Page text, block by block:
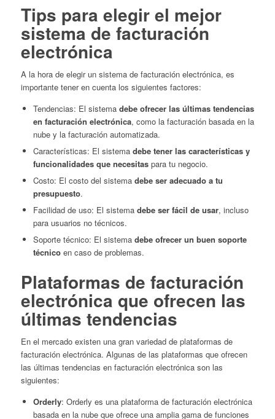
Tips para elegir el mejor
sistema de facturación
electrónica
A la hora de elegir un sistema de facturación electrónica, es
importante tener en cuenta los siguientes factores:
Tendencias: El sistema debe ofrecer las últimas tendencias
en facturación electrónica, como la facturación basada en la
nube y la facturación automatizada.
Características: El sistema debe tener las características y
funcionalidades que necesitaspara tu negocio.
Costo: El costo del sistema debe ser adecuado a tu
presupuesto.
Facilidad de uso: El sistema debe ser fácil de usar, incluso
para usuarios no técnicos.
Soporte técnico: El sistema debe ofrecer un buen soporte
técnico en caso de problemas.
Plataformas de facturación
electrónica que ofrecen las
últimas tendencias
En el mercado existen una gran variedad de plataformas de
facturación electrónica. Algunas de las plataformas que ofrecen
las últimas tendencias en facturación electrónica son las
siguientes:
Orderly: Orderly es una plataforma de facturación electrónica
basada en la nube que ofrece una amplia gama de funciones